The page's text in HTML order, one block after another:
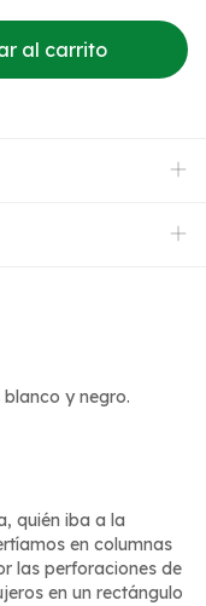
blanco y negro.
quién iba a la
en columnas
las perforaciones de
en un rectángulo